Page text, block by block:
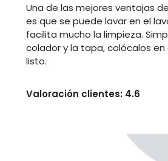
Una de las mejores ventajas
es que se puede lavar en el
facilita mucho la limpieza.
colador y la tapa, colócalos en
listo.
Valoración clientes: 4.6